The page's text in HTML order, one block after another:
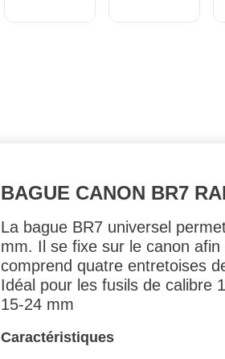
BAGUE CANON BR7
La bague BR7 universel
mm. Il se fixe sur le canon
comprend quatre entretoises
Idéal pour les fusils de calibre
15-24 mm
Caractéristiques